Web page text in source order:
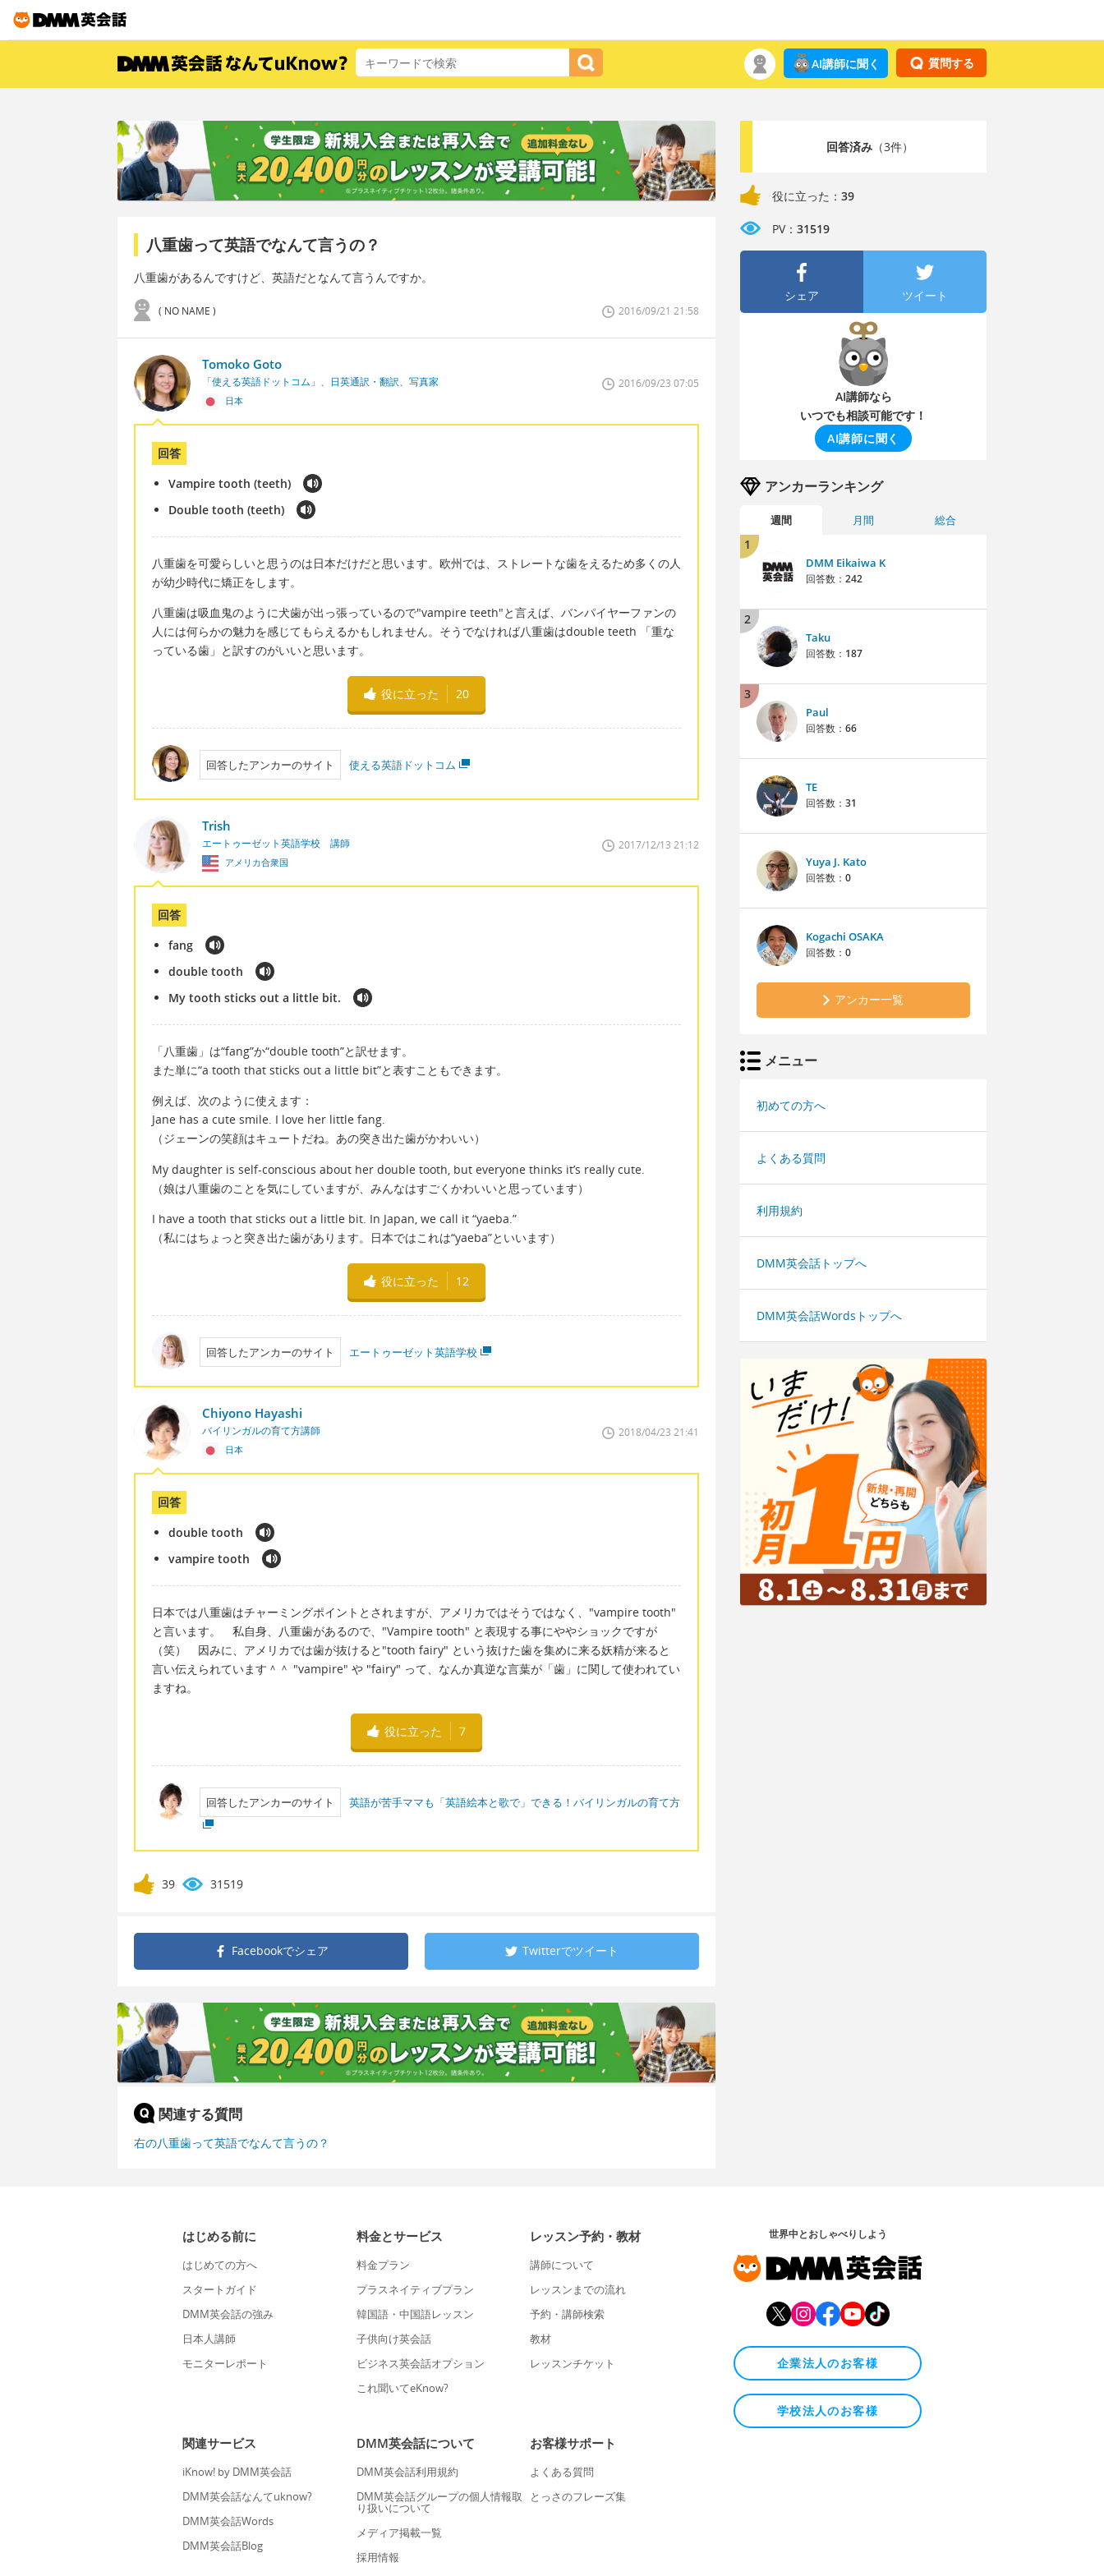
質問する
AI講師に聞く
八重歯って英語でなんて言うの？
八重歯があるんですけど、英語だとなんて言うんですか。
( NO NAME ) 2016/09/21 21:58
Tomoko Goto
「使える英語ドットコム」、日英通訳・翻訳、写真家
日本
2016/09/23 07:05
回答
Vampire tooth (teeth)
Double tooth (teeth)
八重歯を可愛らしいと思うのは日本だけだと思います。欧州では、ストレートな歯をえるため多くの人
が幼少時代に矯正をします。
八重歯は吸血鬼のように犬歯が出っ張っているので"vampire teeth"と言えば、バンパイヤーファンの
人には何らかの魅力を感じてもらえるかもしれません。そうでなければ八重歯はdouble teeth 「重な
っている歯」と訳すのがいいと思います。
役に立った 20
回答したアンカーのサイト 使える英語ドットコム
Trish
エートゥーゼット英語学校 講師
アメリカ合衆国
2017/12/13 21:12
回答
fang
double tooth
My tooth sticks out a little bit.
「八重歯」は“fang”か“double tooth”と訳せます。
また単に“a tooth that sticks out a little bit”と表すこともできます。
例えば、次のように使えます：
Jane has a cute smile. I love her little fang.
（ジェーンの笑顔はキュートだね。あの突き出た歯がかわいい）
My daughter is self-conscious about her double tooth, but everyone thinks it’s really cute.
（娘は八重歯のことを気にしていますが、みんなはすごくかわいいと思っています）
I have a tooth that sticks out a little bit. In Japan, we call it “yaeba.”
（私にはちょっと突き出た歯があります。日本ではこれは“yaeba”といいます）
役に立った 12
回答したアンカーのサイト エートゥーゼット英語学校
Chiyono Hayashi
バイリンガルの育て方講師
日本
2018/04/23 21:41
回答
double tooth
vampire tooth
日本では八重歯はチャーミングポイントとされますが、アメリカではそうではなく、"vampire tooth"
と言います。 私自身、八重歯があるので、"Vampire tooth" と表現する事にややショックですが
（笑） 因みに、アメリカでは歯が抜けると"tooth fairy" という抜けた歯を集めに来る妖精が来ると
言い伝えられています＾＾ "vampire" や "fairy" って、なんか真逆な言葉が「歯」に関して使われてい
ますね。
役に立った 7
回答したアンカーのサイト 英語が苦手ママも「英語絵本と歌で」できる！バイリンガルの育て方
39 31519
Facebookでシェア Twitterでツイート
関連する質問
右の八重歯って英語でなんて言うの？
回答済み（3件）
役に立った： 39
PV： 31519
シェア ツイート
AI講師なら
いつでも相談可能です！
AI講師に聞く
アンカーランキング
週間 月間 総合
1
DMM Eikaiwa K
回答数： 242
2
Taku
回答数： 187
3
Paul
回答数： 66
TE
回答数： 31
Yuya J. Kato
回答数： 0
Kogachi OSAKA
回答数： 0
アンカー一覧
メニュー
初めての方へ
よくある質問
利用規約
DMM英会話トップへ
DMM英会話Wordsトップへ
はじめる前に
はじめての方へ
スタートガイド
DMM英会話の強み
日本人講師
モニターレポート
料金とサービス
料金プラン
プラスネイティブプラン
韓国語・中国語レッスン
子供向け英会話
ビジネス英会話オプション
これ聞いてeKnow?
レッスン予約・教材
講師について
レッスンまでの流れ
予約・講師検索
教材
レッスンチケット
関連サービス
iKnow! by DMM英会話
DMM英会話なんてuknow?
DMM英会話Words
DMM英会話Blog
DMM英会話について
DMM英会話利用規約
DMM英会話グループの個人情報取
り扱いについて
メディア掲載一覧
採用情報
お客様サポート
よくある質問
とっさのフレーズ集
世界中とおしゃべりしよう
企業法人のお客様
学校法人のお客様